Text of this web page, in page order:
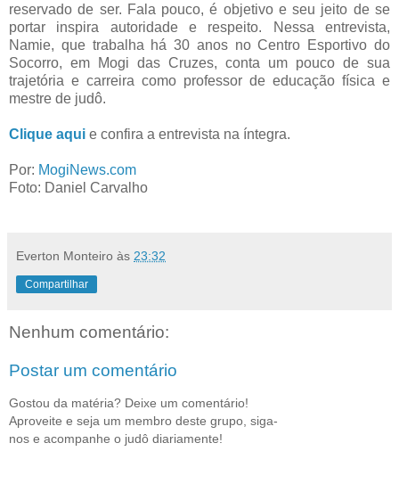
reservado de ser. Fala pouco, é objetivo e seu jeito de se
portar inspira autoridade e respeito. Nessa entrevista,
Namie, que trabalha há 30 anos no Centro Esportivo do
Socorro, em Mogi das Cruzes, conta um pouco de sua
trajetória e carreira como professor de educação física e
mestre de judô.
Clique aqui e confira a entrevista na íntegra.
Por: MogiNews.com
Foto: Daniel Carvalho
Everton Monteiro às 23:32
Compartilhar
Nenhum comentário:
Postar um comentário
Gostou da matéria? Deixe um comentário!
Aproveite e seja um membro deste grupo, siga-
nos e acompanhe o judô diariamente!